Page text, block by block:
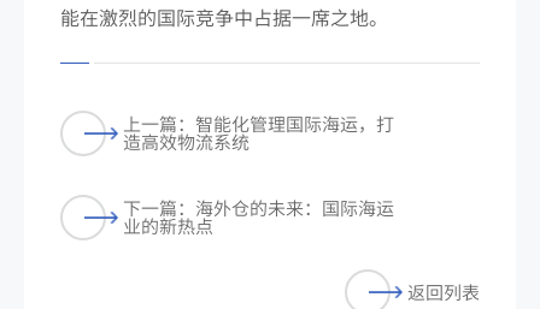
能在激烈的国际竞争中占据一席之地。
上一篇：智能化管理国际海运，打
造高效物流系统
下一篇：海外仓的未来：国际海运
业的新热点
返回列表